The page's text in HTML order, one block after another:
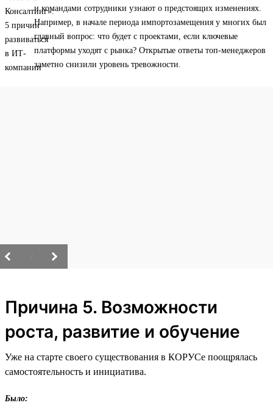
и командами сотрудники узнают о предстоящих изменениях.
Например, в начале периода импортозамещения у многих был
главный вопрос: что будет с проектами, если ключевые
платформы уходят с рынка? Открытые ответы топ-менеджеров
заметно снизили уровень тревожности.
Причина 5. Возможности
роста, развитие и обучение
Уже на старте своего существования в КОРУСе поощрялась
самостоятельность и инициатива.
Было: